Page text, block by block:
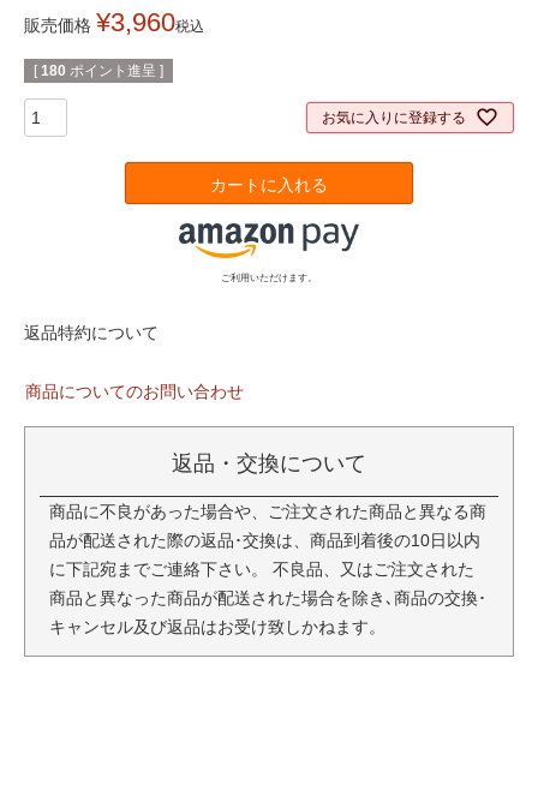
販売価格 ¥3,960税込
[ 180 ポイント進呈 ]
お気に入りに登録する
カートに入れる
ご利用いただけます。
返品特約について
商品についてのお問い合わせ
返品・交換について
商品に不良があった場合や、ご注文された商品と異なる商
品が配送された際の返品･交換は、商品到着後の10日以内
に下記宛までご連絡下さい。 不良品、又はご注文された
商品と異なった商品が配送された場合を除き､商品の交換･
キャンセル及び返品はお受け致しかねます。